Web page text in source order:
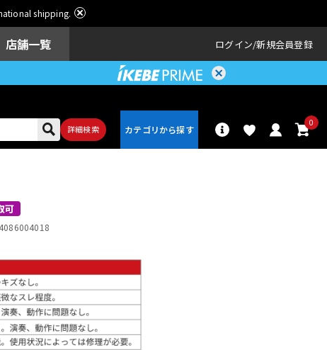
shipping.
店舗一覧 ログイン 新規会員登録
詳細検索
0
配信/ライブ
機器
可